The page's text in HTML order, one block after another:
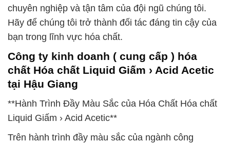
chuyên nghiệp và tận tâm của đội ngũ chúng tôi.
Hãy để chúng tôi trở thành đối tác đáng tin cậy của
bạn trong lĩnh vực hóa chất.
Công ty kinh doanh ( cung cấp ) hóa
chất Hóa chất Liquid Giấm › Acid Acetic
tại Hậu Giang
**Hành Trình Đầy Màu Sắc của Hóa Chất Hóa chất
Liquid Giấm › Acid Acetic**
Trên hành trình đầy màu sắc của ngành công